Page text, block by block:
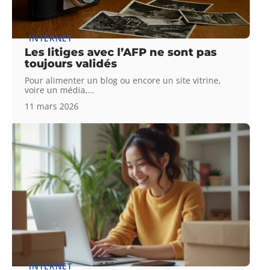
INTERNET
Les litiges avec l’AFP ne sont pas
toujours validés
Pour alimenter un blog ou encore un site vitrine,
voire un média,…
11 mars 2026
INTERNET